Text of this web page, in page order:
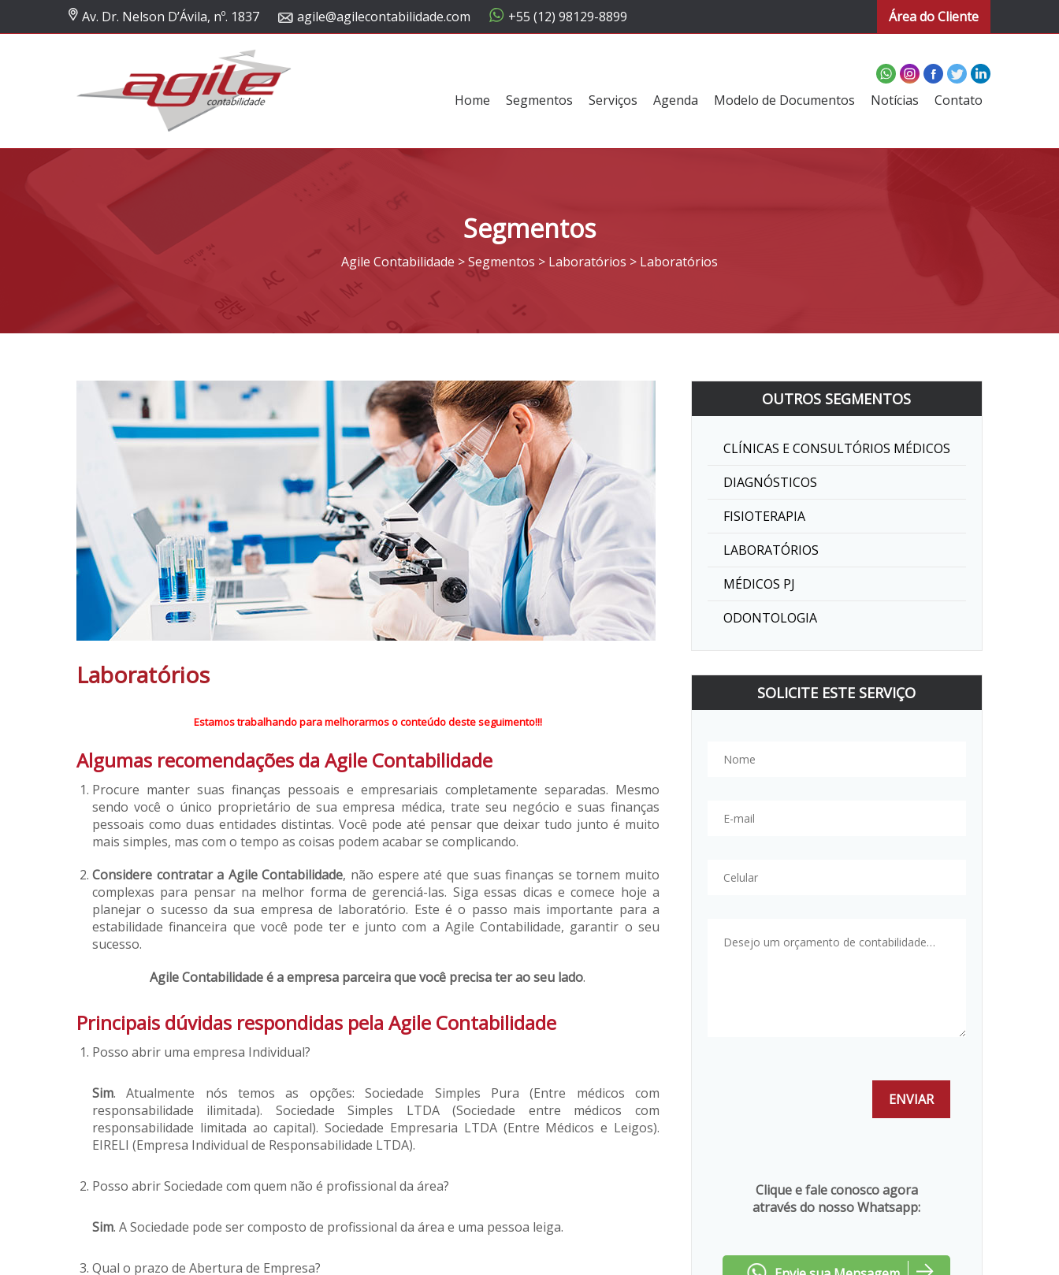
Av. Dr. Nelson D’Ávila, nº. 1837 agile@agilecontabilidade.com +55 (12) 98129-8899 Área do Cliente
Home Segmentos Serviços Agenda Modelo de Documentos Notícias Contato
Segmentos
Agile Contabilidade >Segmentos > Laboratórios > Laboratórios
Laboratórios
Estamos trabalhando para melhorarmos o conteúdo deste seguimento!!!
Algumas recomendações da Agile Contabilidade
Procure manter suas finanças pessoais e empresariais completamente separadas. Mesmo
sendo você o único proprietário de sua empresa médica, trate seu negócio e suas finanças
pessoais como duas entidades distintas. Você pode até pensar que deixar tudo junto é muito
mais simples, mas com o tempo as coisas podem acabar se complicando.
Considere contratar a Agile Contabilidade, não espere até que suas finanças se tornem muito
complexas para pensar na melhor forma de gerenciá-las. Siga essas dicas e comece hoje a
planejar o sucesso da sua empresa de laboratório. Este é o passo mais importante para a
estabilidade financeira que você pode ter e junto com a Agile Contabilidade, garantir o seu
sucesso.
Agile Contabilidade é a empresa parceira que você precisa ter ao seu lado.
Principais dúvidas respondidas pela Agile Contabilidade
Posso abrir uma empresa Individual?
Sim. Atualmente nós temos as opções: Sociedade Simples Pura (Entre médicos com
responsabilidade ilimitada). Sociedade Simples LTDA (Sociedade entre médicos com
responsabilidade limitada ao capital). Sociedade Empresaria LTDA (Entre Médicos e Leigos).
EIRELI (Empresa Individual de Responsabilidade LTDA).
Posso abrir Sociedade com quem não é profissional da área?
Sim. A Sociedade pode ser composto de profissional da área e uma pessoa leiga.
Qual o prazo de Abertura de Empresa?
OUTROS SEGMENTOS
CLÍNICAS E CONSULTÓRIOS MÉDICOS
DIAGNÓSTICOS
FISIOTERAPIA
LABORATÓRIOS
MÉDICOS PJ
ODONTOLOGIA
SOLICITE ESTE SERVIÇO
Clique e fale conosco agora
através do nosso Whatsapp: